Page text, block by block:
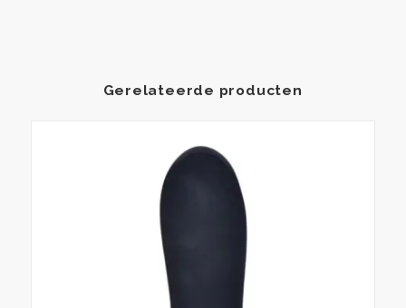
Gerelateerde producten